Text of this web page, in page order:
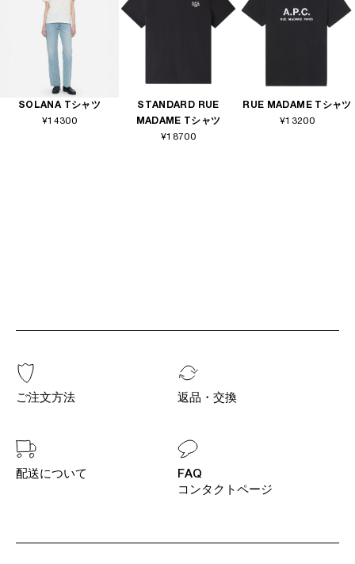
SOLANA Tシャツ
¥14300
STANDARD RUE
MADAME Tシャツ
¥18700
RUE MADAME Tシャツ
¥13200
ご注文方法 返品・交換
配送について
FAQ
コンタクトページ